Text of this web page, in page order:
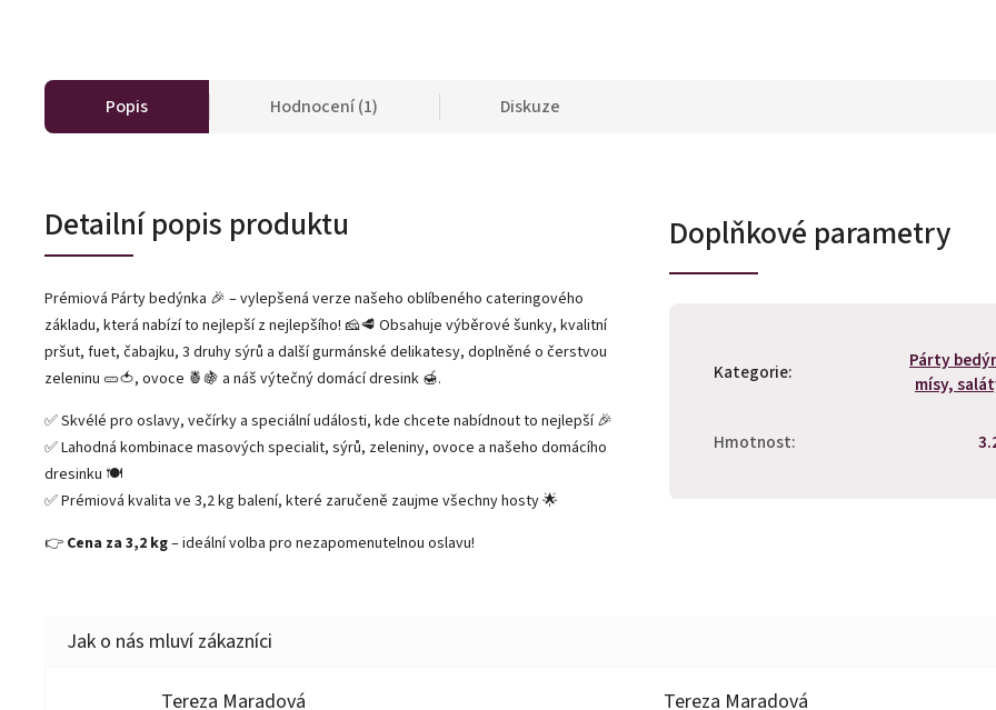
Popis Hodnocení (1) Diskuze
Detailní popis produktu
Prémiová Párty bedýnka 🎉 – vylepšená verze našeho oblíbeného cateringového
základu, která nabízí to nejlepší z nejlepšího! 🧀🥩 Obsahuje výběrové šunky, kvalitní
pršut, fuet, čabajku, 3 druhy sýrů a další gurmánské delikatesy, doplněné o čerstvou
zeleninu 🥒🍅, ovoce 🍍🍇 a náš výtečný domácí dresink 🍯.
✅ Skvélé pro oslavy, večírky a speciální události, kde chcete nabídnout to nejlepší 🎉
✅ Lahodná kombinace masových specialit, sýrů, zeleniny, ovoce a našeho domácího
dresinku 🍽️
✅ Prémiová kvalita ve 3,2 kg balení, které zaručeně zaujme všechny hosty 🌟
👉 Cena za 3,2 kg– ideální volba pro nezapomenutelnou oslavu!
Doplňkové parametry
Kategorie:
Párty
mísy,
Hmotnost:
Tereza Maradová Tereza Maradová